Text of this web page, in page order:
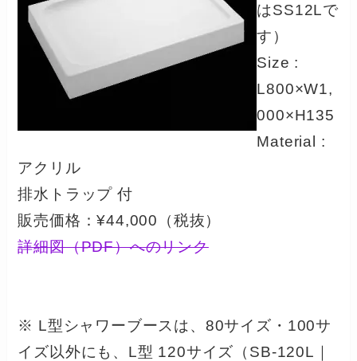
はSS12Lで
す）
Size :
L800×W1,
000×H135
Material :
アクリル
排水トラップ 付
販売価格：¥44,000（税抜）
詳細図（PDF）へのリンク
※ L型シャワーブースは、80サイズ・100サ
イズ以外にも、L型 120サイズ（SB-120L｜